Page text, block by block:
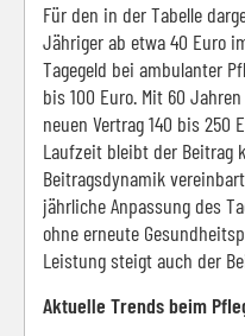
Für den in der Tabelle
Jähriger ab etwa 40 Euro
Tagegeld bei ambulanter
bis 100 Euro. Mit 60
neuen Vertrag 140 bis 250
Laufzeit bleibt der Beitrag
Beitragsdynamik
jährliche Anpassung des
ohne erneute
Leistung steigt auch der
Aktuelle Trends beim